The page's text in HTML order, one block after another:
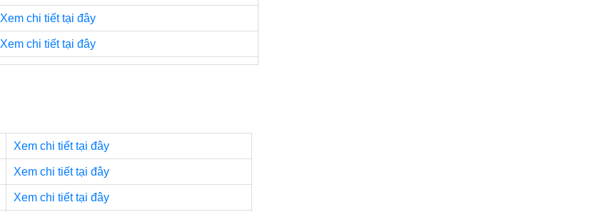
Xem chi tiết tại đây
Xem chi tiết tại đây
Xem chi tiết tại đây
Xem chi tiết tại đây
Xem chi tiết tại đây